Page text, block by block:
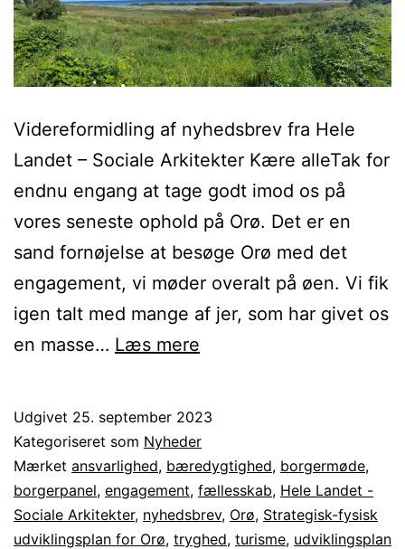
Videreformidling af nyhedsbrev fra Hele
Landet – Sociale Arkitekter Kære alleTak for
endnu engang at tage godt imod os på
vores seneste ophold på Orø. Det er en
sand fornøjelse at besøge Orø med det
engagement, vi møder overalt på øen. Vi fik
igen talt med mange af jer, som har givet os
en masse… Læs mere
Strategisk-
fysisk
udviklingsplan
for
Udgivet 25. september 2023
Kategoriseret som Nyheder
Mærket ansvarlighed, bæredygtighed, borgermøde,
borgerpanel, engagement, fællesskab, Hele Landet -
Sociale Arkitekter, nyhedsbrev, Orø, Strategisk-fysisk
udviklingsplan for Orø, tryghed, turisme, udviklingsplan